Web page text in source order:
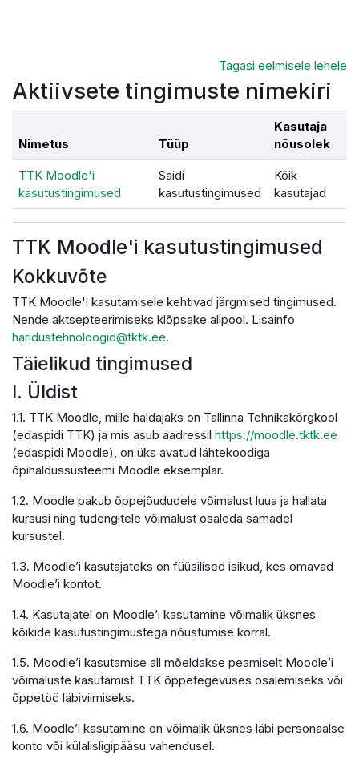
Tagasi eelmisele lehele
Aktiivsete tingimuste nimekiri
Nimetus Tüüp
Kasutaja
nõusolek
TTK Moodle'i
kasutustingimused
Saidi
kasutustingimused
Kõik
kasutajad
TTK Moodle'i kasutustingimused
Kokkuvõte
TTK Moodle'i kasutamisele kehtivad järgmised tingimused.
Nende aktsepteerimiseks klõpsake allpool. Lisainfo
haridustehnoloogid@tktk.ee.
Täielikud tingimused
I. Üldist
1.1. TTK Moodle, mille haldajaks on Tallinna Tehnikakõrgkool
(edaspidi TTK) ja mis asub aadressil https://moodle.tktk.ee
(edaspidi Moodle), on üks avatud lähtekoodiga
õpihaldussüsteemi Moodle eksemplar.
1.2. Moodle pakub õppejõududele võimalust luua ja hallata
kursusi ning tudengitele võimalust osaleda samadel
kursustel.
1.3. Moodle’i kasutajateks on füüsilised isikud, kes omavad
Moodle’i kontot.
1.4. Kasutajatel on Moodle’i kasutamine võimalik üksnes
kõikide kasutustingimustega nõustumise korral.
1.5. Moodle’i kasutamise all mõeldakse peamiselt Moodle’i
võimaluste kasutamist TTK õppetegevuses osalemiseks või
õppetöö läbiviimiseks.
1.6. Moodle’i kasutamine on võimalik üksnes läbi personaalse
konto või külalisligipääsu vahendusel.